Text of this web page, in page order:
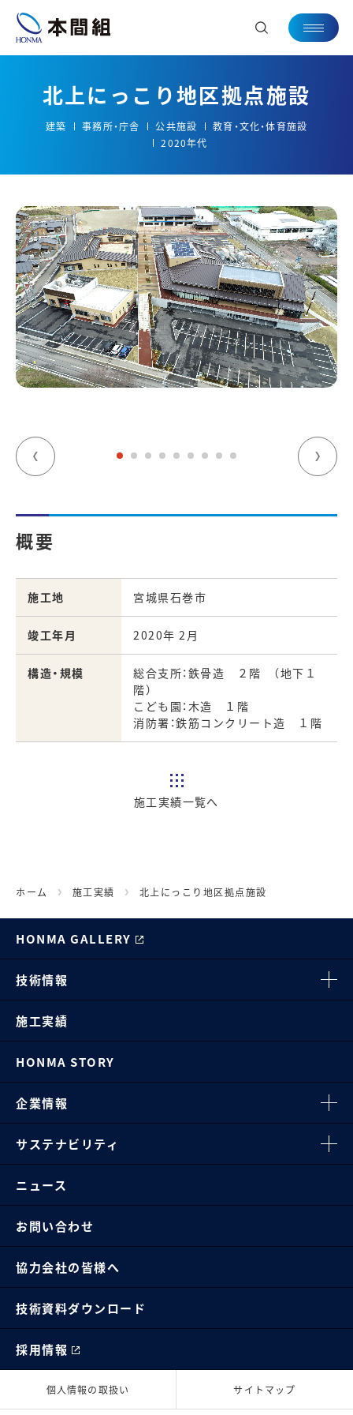
北上にっこり地区拠点施設
建築 事務所・庁舎 公共施設
教育・文化・体育施設
2020年代
概要
施工地 宮城県石巻市
竣工年月 2020年 2月
構造・規模
総合支所：鉄骨造 ２階 （地下１
階）
こども園：木造 １階
消防署：鉄筋コンクリート造 １階
施工実績一覧へ
ホーム 施工実績 北上にっこり地区拠点施設
HONMA GALLERY
技術情報
施工実績
HONMA STORY
企業情報
サステナビリティ
ニュース
お問い合わせ
協力会社の皆様へ
技術資料ダウンロード
採用情報
個人情報の取扱い サイトマップ